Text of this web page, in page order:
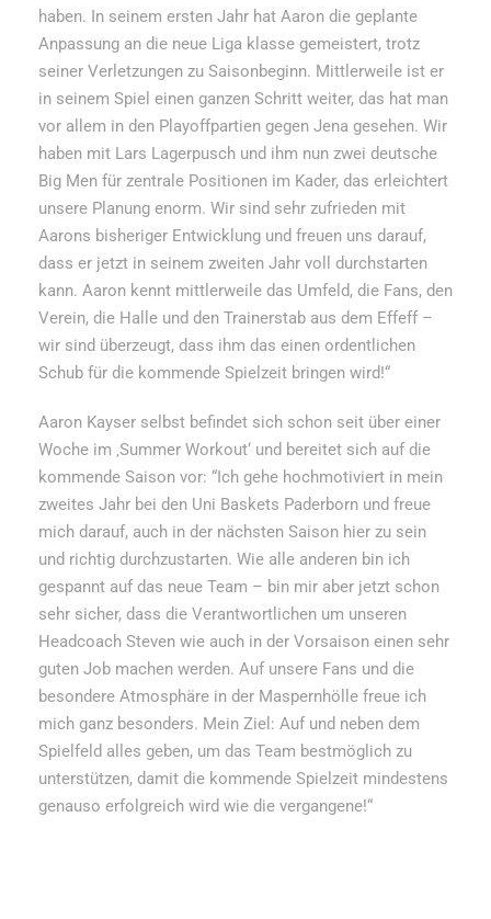
haben. In seinem ersten Jahr hat Aaron die geplante
Anpassung an die neue Liga klasse gemeistert, trotz
seiner Verletzungen zu Saisonbeginn. Mittlerweile ist er
in seinem Spiel einen ganzen Schritt weiter, das hat man
vor allem in den Playoffpartien gegen Jena gesehen. Wir
haben mit Lars Lagerpusch und ihm nun zwei deutsche
Big Men für zentrale Positionen im Kader, das erleichtert
unsere Planung enorm. Wir sind sehr zufrieden mit
Aarons bisheriger Entwicklung und freuen uns darauf,
dass er jetzt in seinem zweiten Jahr voll durchstarten
kann. Aaron kennt mittlerweile das Umfeld, die Fans, den
Verein, die Halle und den Trainerstab aus dem Effeff –
wir sind überzeugt, dass ihm das einen ordentlichen
Schub für die kommende Spielzeit bringen wird!“
Aaron Kayser selbst befindet sich schon seit über einer
Woche im ‚Summer Workout‘ und bereitet sich auf die
kommende Saison vor: “Ich gehe hochmotiviert in mein
zweites Jahr bei den Uni Baskets Paderborn und freue
mich darauf, auch in der nächsten Saison hier zu sein
und richtig durchzustarten. Wie alle anderen bin ich
gespannt auf das neue Team – bin mir aber jetzt schon
sehr sicher, dass die Verantwortlichen um unseren
Headcoach Steven wie auch in der Vorsaison einen sehr
guten Job machen werden. Auf unsere Fans und die
besondere Atmosphäre in der Maspernhölle freue ich
mich ganz besonders. Mein Ziel: Auf und neben dem
Spielfeld alles geben, um das Team bestmöglich zu
unterstützen, damit die kommende Spielzeit mindestens
genauso erfolgreich wird wie die vergangene!“